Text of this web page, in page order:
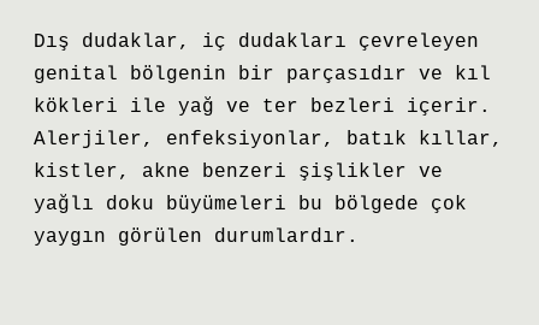
Dış dudaklar, iç dudakları çevreleyen
genital bölgenin bir parçasıdır ve kıl
kökleri ile yağ ve ter bezleri içerir.
Alerjiler, enfeksiyonlar, batık kıllar,
kistler, akne benzeri şişlikler ve
yağlı doku büyümeleri bu bölgede çok
yaygın görülen durumlardır.